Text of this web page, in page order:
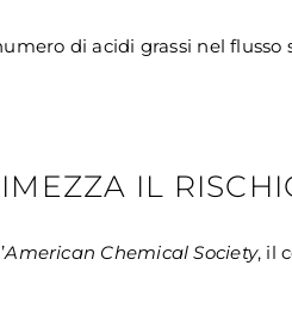
di acidi grassi nel
IL
American Chemical Society, il